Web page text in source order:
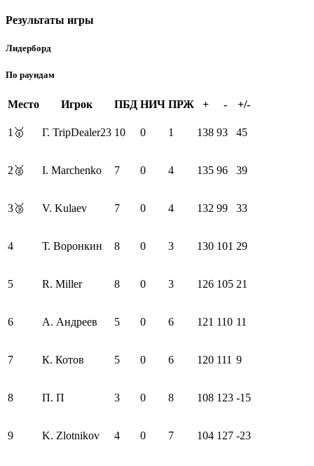
Результаты игры
Лидерборд
По раундам
Место Игрок ПБД НИЧ ПРЖ + - +/-
1 🥇 Г. TripDealer23 10 0 1 138 93 45
2 🥈 I. Marchenko 7 0 4 135 96 39
3🥉 V. Kulaev 7 0 4 132 99 33
4 Т. Воронкин 8 0 3 130 101 29
5 R. Miller 8 0 3 126 105 21
6 А. Андреев 5 0 6 121 110 11
7 К. Котов 5 0 6 120 111 9
8 П. П 3 0 8 108 123 -15
9 K. Zlotnikov 4 0 7 104 127 -23